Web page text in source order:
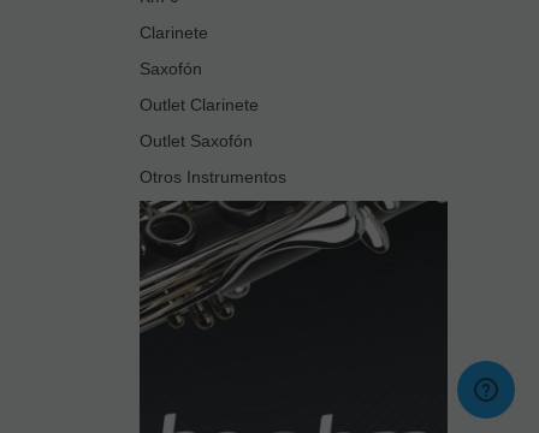
Clarinete
Saxofón
Outlet Clarinete
Outlet Saxofón
Otros Instrumentos